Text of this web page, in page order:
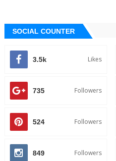
SOCIAL COUNTER
3.5k Likes
735 Followers
524 Followers
849 Followers